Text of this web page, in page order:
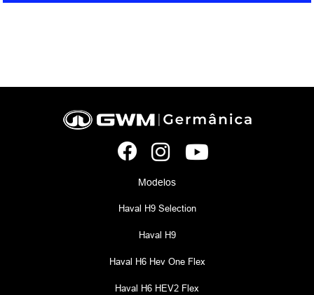
Modelos
Haval H9 Selection
Haval H9
Haval H6 Hev One Flex
Haval H6 HEV2 Flex